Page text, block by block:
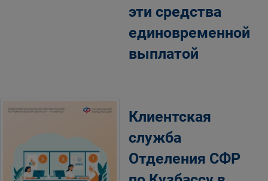
эти средства
единовременной
выплатой
Клиентская
служба
Отделения СФР